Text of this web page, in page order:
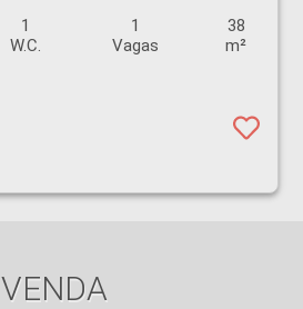
1
W.C.
1
Vagas
38
m²
VENDA